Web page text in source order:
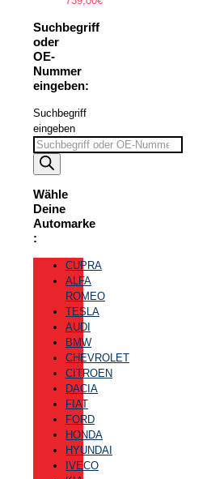
Suchbegriff
oder
OE-
Nummer
eingeben:
Suchbegriff
eingeben
Wähle
Deine
Automarke
:
CUPRA
ALFA
ROMEO
TESLA
AUDI
BMW
CHEVROLET
CITROEN
DACIA
FIAT
FORD
HONDA
HYUNDAI
IVECO